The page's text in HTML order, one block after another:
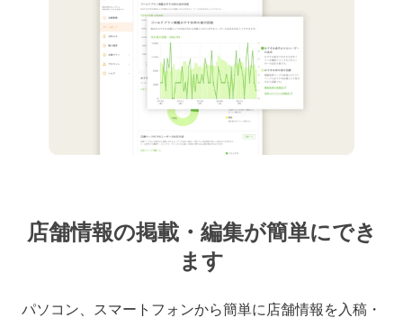
店舗情報の掲載・編集が簡単にでき
ます
パソコン、スマートフォンから簡単に店舗情報を入稿・